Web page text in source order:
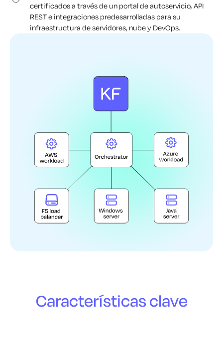
certificados a través de un portal de autoservicio, API
REST e integraciones predesarrolladas para su
infraestructura de servidores, nube y DevOps.
Características clave